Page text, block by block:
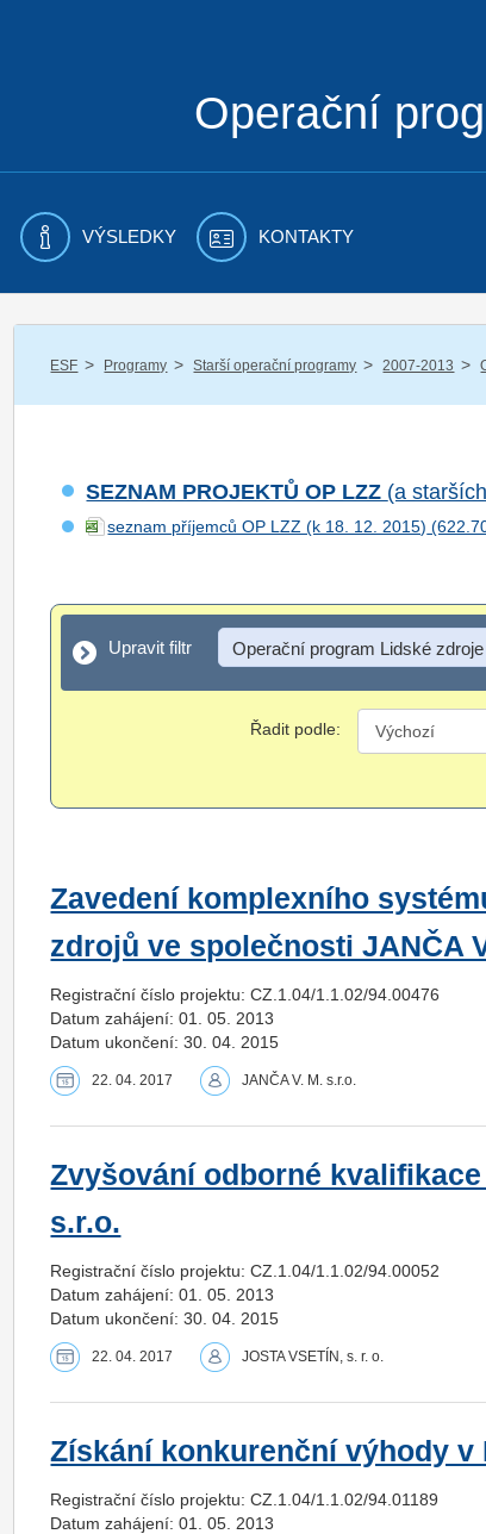
Operační
VÝSLEDKY KONTAKTY
ESF / Programy / Starší operační programy / 2007-2013 /
SEZNAM PROJEKTŮ OP LZZ (a
seznam příjemců OP LZZ (k 18. 12. 2015)
Upravit filtr
Upravit filtr Operační program Lidské
Řadit podle:
Zavedení komplexního
zdrojů ve společnosti JANČA
Registrační číslo projektu: CZ.1.04/1.1.02/94.00476
Datum zahájení: 01. 05. 2013
Datum ukončení: 30. 04. 2015
22. 04. 2017 JANČA V. M. s.r.o.
Zvyšování odborné kvalifikace
s.r.o.
Registrační číslo projektu: CZ.1.04/1.1.02/94.00052
Datum zahájení: 01. 05. 2013
Datum ukončení: 30. 04. 2015
22. 04. 2017 JOSTA VSETÍN, s. r. o.
Získání konkurenční výhody v
Registrační číslo projektu: CZ.1.04/1.1.02/94.01189
Datum zahájení: 01. 05. 2013